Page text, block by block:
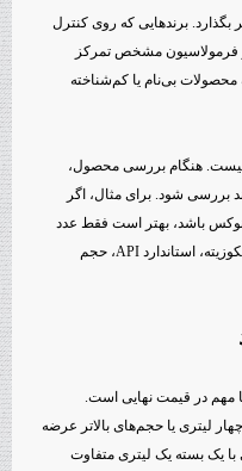
بگذارد. برندهایی که روی کنترل
و فرمولاسیون مشخص تمرکز
محصولات بی‌نام یا کم‌شناخته
نیست. هنگام بررسی محصول،
بررسی شود. برای مثال، اگر
باشد، بهتر است فقط عدد
قیمت را نبیند و مواردی مثل نوع روغن، ویسکوزیته، استاندارد API، حجم
مهم در قیمت نهایی است.
لیتری یا حجم‌های بالاتر عرضه
یک بسته یک لیتری متفاوت